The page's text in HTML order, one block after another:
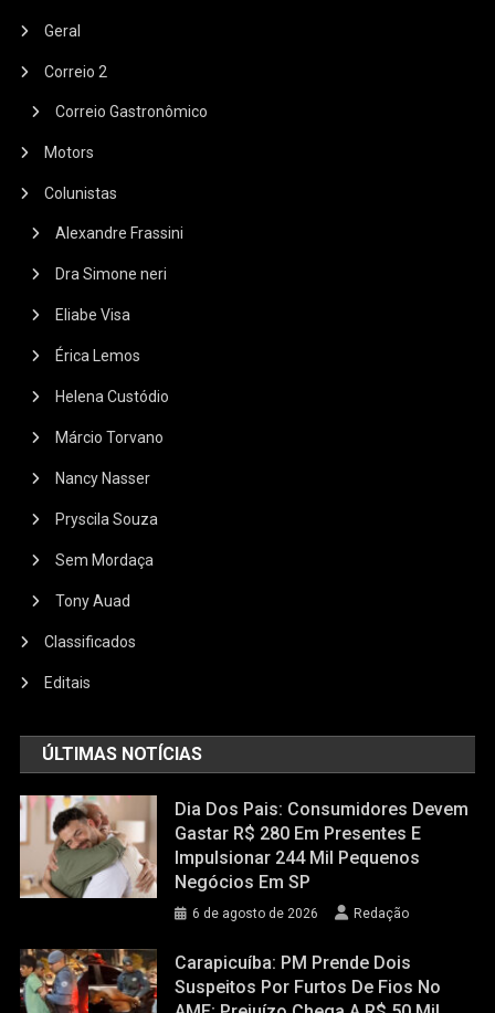
Geral
Correio 2
Correio Gastronômico
Motors
Colunistas
Alexandre Frassini
Dra Simone neri
Eliabe Visa
Érica Lemos
Helena Custódio
Márcio Torvano
Nancy Nasser
Pryscila Souza
Sem Mordaça
Tony Auad
Classificados
Editais
ÚLTIMAS NOTÍCIAS
Dia Dos Pais: Consumidores Devem
Gastar R$ 280 Em Presentes E
Impulsionar 244 Mil Pequenos
Negócios Em SP
6 de agosto de 2026 Redação
Carapicuíba: PM Prende Dois
Suspeitos Por Furtos De Fios No